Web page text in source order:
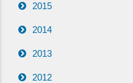
2015
2014
2013
2012